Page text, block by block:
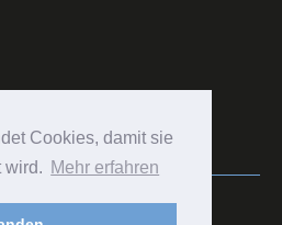
Cookies, damit sie
wird. Mehr erfahren